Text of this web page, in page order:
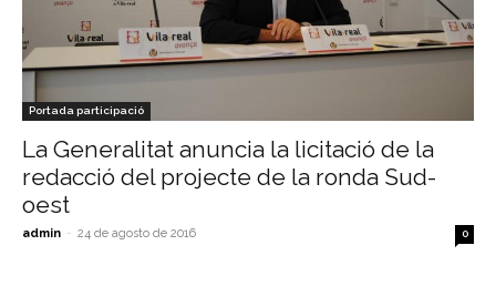
Portada participació
La Generalitat anuncia la licitació de la
redacció del projecte de la ronda Sud-
oest
admin - 24 de agosto de 2016 0